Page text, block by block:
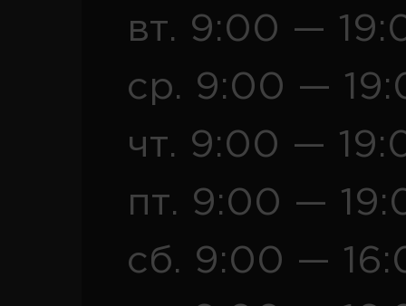
вт. 9:00 —
ср. 9:00 —
чт. 9:00 —
пт. 9:00 —
сб. 9:00 —